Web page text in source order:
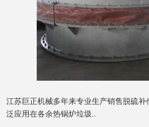
江苏巨正机械多年来专业生产销售脱硫
泛应用在各余热锅炉垃圾..